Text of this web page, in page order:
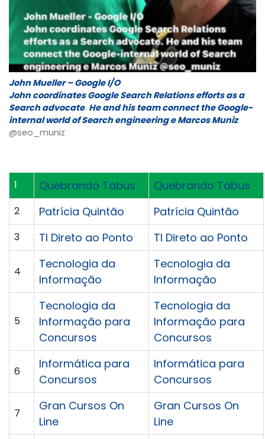
John Mueller – Google I/O
John coordinates Google Search Relations efforts as a
Search advocate. He and his team connect the Google-
internal world of Search engineering e Marcos Muniz
@seo_muniz
1 Quebrando Tabus Quebrando Tabus
2 Patrícia Quintão Patrícia Quintão
3 TI Direto ao Ponto TI Direto ao Ponto
4
Tecnologia da
Informação
Tecnologia da
Informação
5
Tecnologia da
Informação para
Concursos
Tecnologia da
Informação para
Concursos
6
Informática para
Concursos
Informática para
Concursos
7
Gran Cursos On
Line
Gran Cursos On
Line